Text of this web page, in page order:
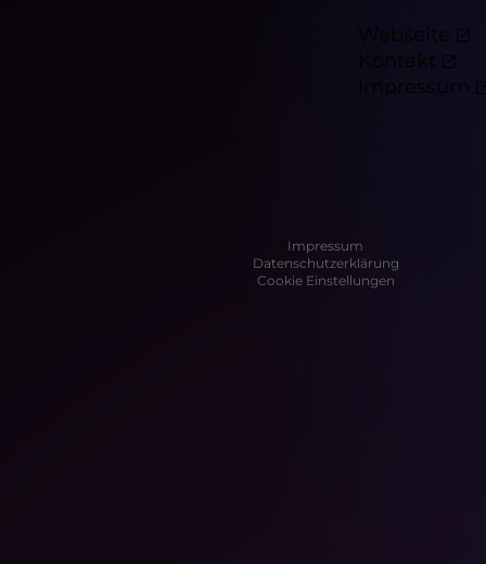
Webseite
Kontakt
Impressum
Impressum
Datenschutzerklärung
Cookie Einstellungen